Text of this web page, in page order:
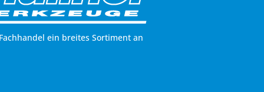
ein breites Sortiment an